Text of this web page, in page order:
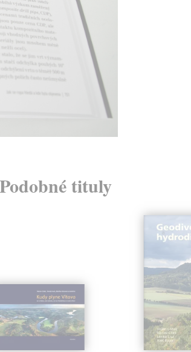
Podobné tituly